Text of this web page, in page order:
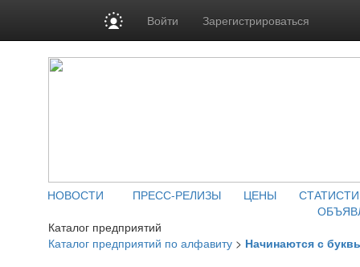
Войти Зарегистрироваться
НОВОСТИ ПРЕСС-РЕЛИЗЫ ЦЕНЫ
Каталог предприятий
Каталог предприятий по алфавиту > Начинаются с